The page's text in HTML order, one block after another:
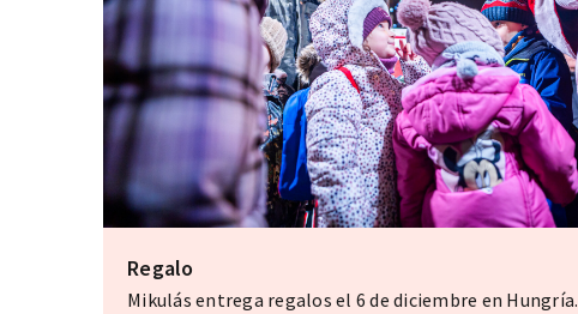
Regalo
Mikulás entrega regalos el 6 de diciembre en Hungría.